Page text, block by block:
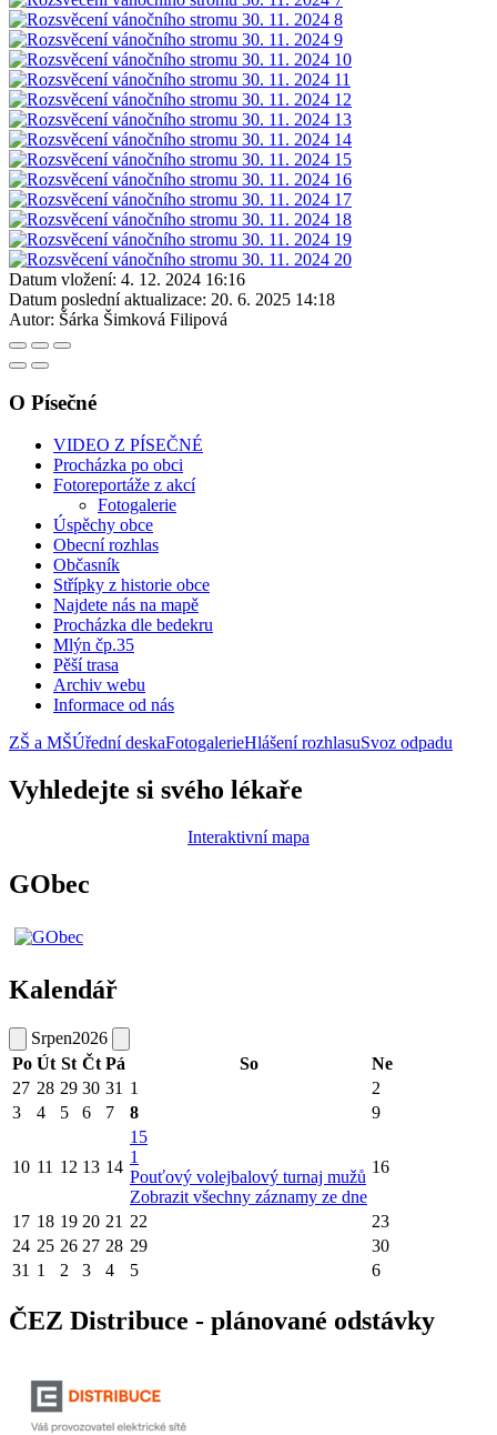
Datum vložení: 4. 12. 2024 16:16
Datum poslední aktualizace: 20. 6. 2025 14:18
Autor: Šárka Šimková Filipová
O Písečné
VIDEO Z PÍSEČNÉ
Procházka po obci
Fotoreportáže z akcí
Fotogalerie
Úspěchy obce
Obecní rozhlas
Občasník
Střípky z historie obce
Najdete nás na mapě
Procházka dle bedekru
Mlýn čp.35
Pěší trasa
Archiv webu
Informace od nás
ZŠ a MŠÚřední deskaFotogalerieHlášení rozhlasuSvoz odpadu
Vyhledejte si svého lékaře
Interaktivní mapa
GObec
Kalendář
Srpen2026
Po Út St Čt Pá So
Ne
27 28 29 30 31 1
2
3
4 5 6 7 8 9
10 11 12 13 14
15
1
Pouťový volejbalový turnaj mužů
Zobrazit všechny záznamy ze dne
16
17 18 19 20 21 22
23
24 25 26 27 28 29
30
31 1 2 3 4 5 6
ČEZ Distribuce - plánované odstávky